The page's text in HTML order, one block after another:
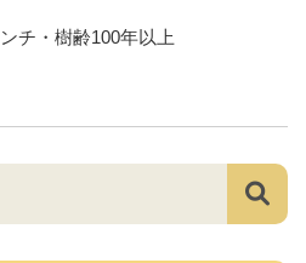
チ・樹齢100年以上